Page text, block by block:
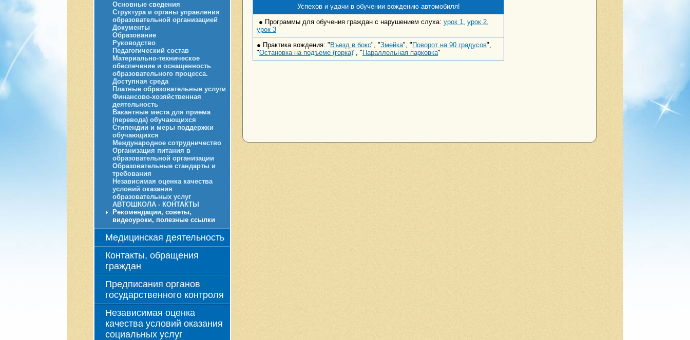
Основные сведения
Структура и органы управления
образовательной организацией
Документы
Образование
Руководство
Педагогический состав
Материально-техническое
обеспечение и оснащенность
образовательного процесса.
Доступная среда
Платные образовательные услуги
Финансово-хозяйственная
деятельность
Вакантные места для приема
(перевода) обучающихся
Стипендии и меры поддержки
обучающихся
Международное сотрудничество
Организация питания в
образовательной организации
Образовательные стандарты и
требования
Независимая оценка качества
условий оказания
образовательных услуг
АВТОШКОЛА - КОНТАКТЫ
Рекомендации, советы,
видеоуроки, полезные ссылки
Медицинская деятельность
Контакты, обращения
граждан
Предписания органов
государственного контроля
Независимая оценка
качества условий оказания
социальных услуг
Успехов и удачи в обучении вождению автомобиля!
● Программы для обучения граждан с нарушением слуха: урок 1, урок 2,
урок 3
● Практика вождения: " Въезд в бокс", "Змейка", " Поворот на 90 градусов",
"Остановка на подъеме (горка)", " Параллельная парковка"